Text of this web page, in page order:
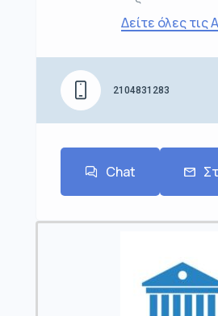
Δείτε όλες τις
2104831283
Chat